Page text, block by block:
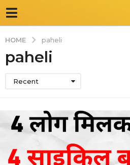
HOME paheli
paheli
Recent